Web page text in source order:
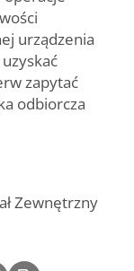
urządzenia
zapytać
odbiorcza
Zewnętrzny